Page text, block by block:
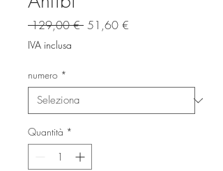
129,00 € Prezzo
51,60 €
IVA inclusa
numero *
Quantità *